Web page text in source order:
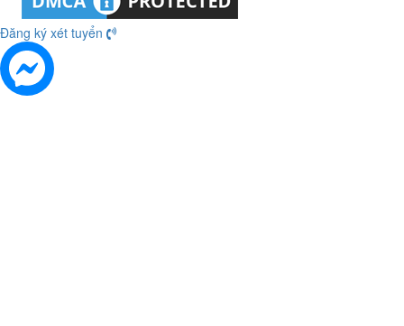
Đăng ký xét tuyển